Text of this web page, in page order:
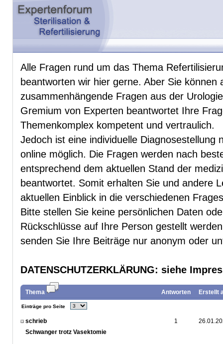
Alle Fragen rund um das Thema
beantworten wir hier gerne. Aber Sie können
zusammenhängende Fragen aus der
Gremium von Experten beantwortet Ihre
Themenkomplex kompetent und vertraulich.
Jedoch ist eine individuelle Diagnosestellung
online möglich. Die Fragen werden nach
entsprechend dem aktuellen Stand der
beantwortet. Somit erhalten Sie und andere
aktuellen Einblick in die verschiedenen
Bitte stellen Sie keine persönlichen Daten
Rückschlüsse auf Ihre Person gestellt
senden Sie Ihre Beiträge nur anonym oder
DATENSCHUTZERKLÄRUNG: siehe
Thema Antworten Erstellt
Einträge pro Seite
schrieb
Schwanger trotz Vasektomie
1